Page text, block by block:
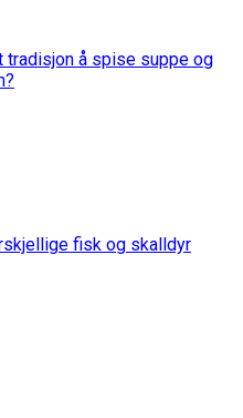
tradisjon å spise suppe og
fisk og skalldyr